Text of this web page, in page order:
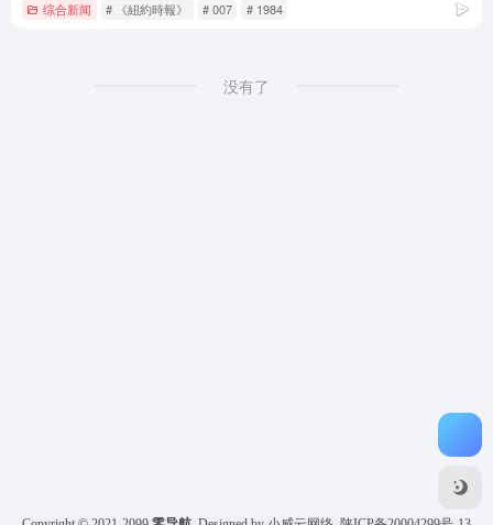
综合新闻 # 《紐約時報》 # 007 # 1984
没有了